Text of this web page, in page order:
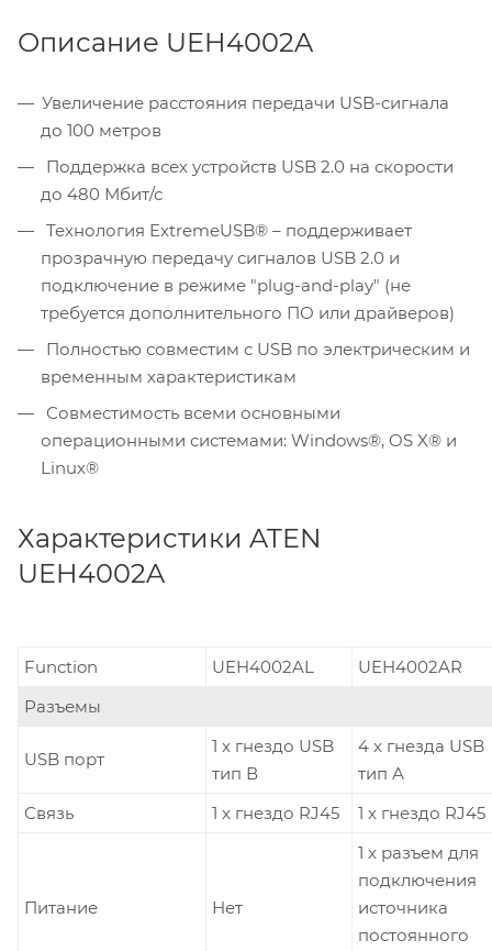
Описание UEH4002A
Увеличение расстояния передачи USB-сигнала
до 100 метров
Поддержка всех устройств USB 2.0 на скорости
до 480 Мбит/с
Технология ExtremeUSB® – поддерживает
прозрачную передачу сигналов USB 2.0 и
подключение в режиме "plug-and-play" (не
требуется дополнительного ПО или драйверов)
Полностью совместим с USB по электрическим и
временным характеристикам
Совместимость всеми основными
операционными системами: Windows®, OS X® и
Linux®
Характеристики ATEN
UEH4002A
Function UEH4002AL
UEH4002AR
Разъемы
USB порт
1 x гнездо USB
тип В
4 x гнезда USB
тип А
Связь
1 x гнездо RJ45 1 x гнездо RJ45
Питание Нет
1 x разъем для
подключения
источника
постоянного